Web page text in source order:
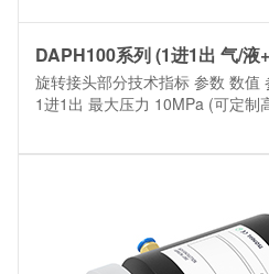
DAPH100系列 (1进1出 气/液
旋转接头部分技术指标 参数 数值
1进1出 最大压力 10MPa (可定